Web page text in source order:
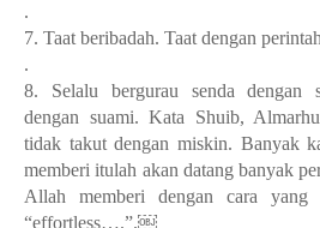
.
7. Taat beribadah. Taat dengan
.
8. Selalu bergurau senda dengan
dengan suami. Kata Shuib,
tidak takut dengan miskin. Banyak
memberi itulah akan datang banyak
Allah memberi dengan cara yang
“effortless….”.￼